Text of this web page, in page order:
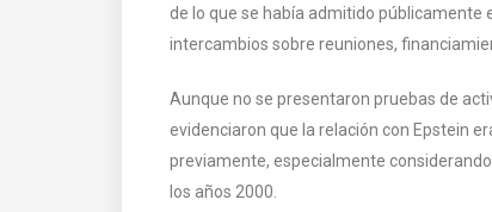
de lo que se había admitido públicamente
intercambios sobre reuniones,
Aunque no se presentaron pruebas de
evidenciaron que la relación con Epstein
previamente, especialmente
los años 2000.